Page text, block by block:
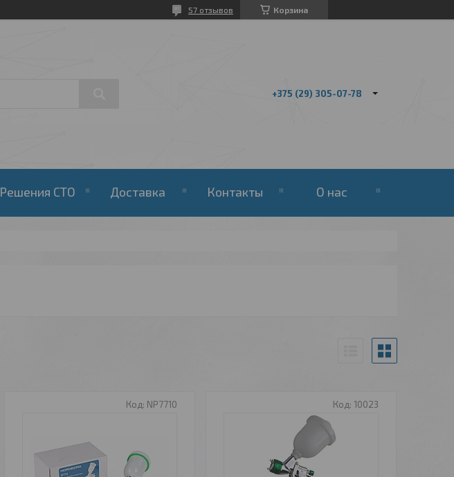
Корзина
57 отзывов
+375 (29) 305-07-78
Решения СТО Доставка Контакты О нас
NP7710 10023